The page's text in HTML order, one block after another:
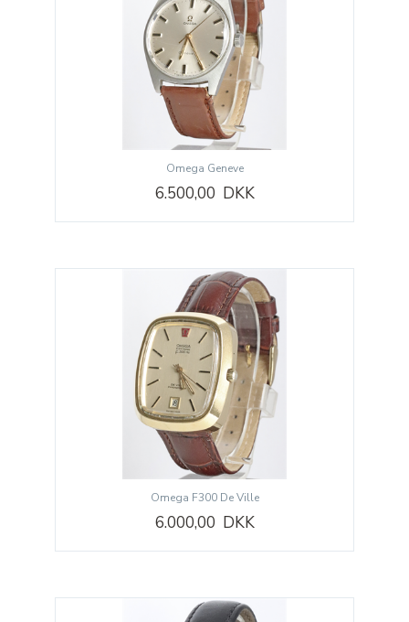
Omega Geneve
6.500,00 DKK
Omega F300 De Ville
6.000,00 DKK